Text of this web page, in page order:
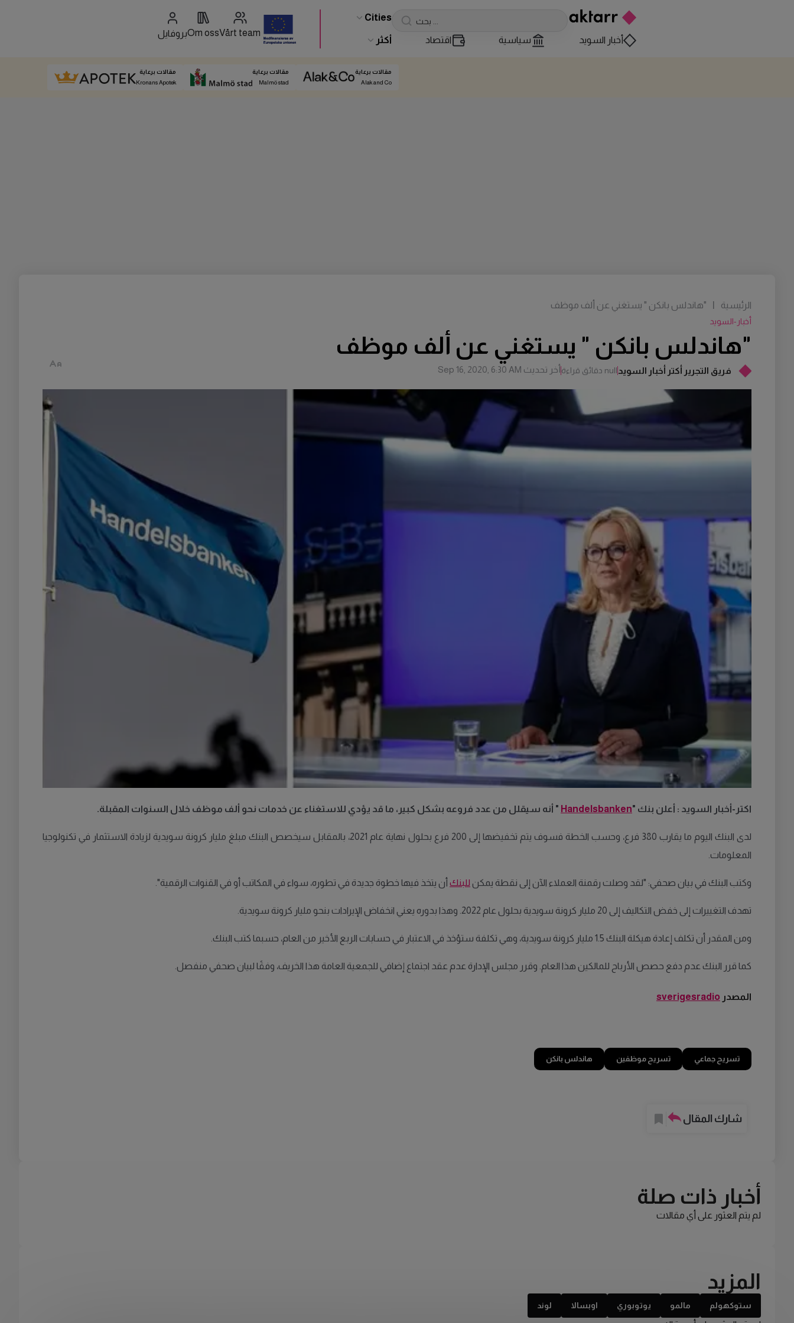
Cities
أخبار السويد سياسية اقتصاد أكثر
Vårt team
Om ossبروفايل
مقالات برعاية
Alak and Co
مقالات برعاية
Malmö stad
مقالات برعاية
Kronans Apotek
فريق التجرير أكتر أخبار السويدnull دقائق قراءة أخر تحديث Sep 16, 2020, 6:30 AM
"هاندلس بانكن " يستغني عن ألف موظف
أخبار-السويد
الرئيسية "هاندلس بانكن " يستغني عن ألف موظف
اكتر-أخبار السويد : أعلن بنك "Handelsbanken " أنه سيقلل من عدد فروعه بشكل كبير، ما قد يؤدي للاستغناء عن خدمات نحو ألف موظف خلال السنوات المقبلة.
لدى البنك اليوم ما يقارب فرع، وحسب الخطة فسوف يتم تخفيضها إلى فرع بحلول نهاية عام
، بالمقابل سيخصص البنك مبلغ مليار كرونة سويدية لزيادة الاستثمار في تكنولوجيا
المعلومات
وكتب البنك في بيان صحفي: "لقد وصلت رقمنة العملاء الآن إلى نقطة يمكن للبنك أن يتخذ فيها خطوة جديدة في تطوره، سواء في المكاتب أو في القنوات الرقمية".
تهدف التغييرات إلى خفض التكاليف إلى مليار كرونة سويدية بحلول عام وهذا بدوره يعني انخفاض الإيرادات بنحو مليار كرونة سويدية
ومن المقدر أن تكلف إعادة هيكلة البنك مليار كرونة سويدية، وهي تكلفة ستؤخذ في الاعتبار في حسابات الربع الأخير من العام، حسبما كتب البنك
كما قرر البنك عدم دفع حصص الأرباح للمالكين هذا العام وقرر مجلس الإدارة عدم عقد اجتماع إضافي للجمعية العامة هذا الخريف، وفقًا لبيان صحفي منفصل
المصدر sverigesradio
تسريح جماعي تسريح موظفين هاندلس بانكن
شارك المقال
أخبار ذات صلة
لم يتم العثور على أي مقالات
المزيد
ستوكهولم مالمو يوتوبوري اوبسالا لوند